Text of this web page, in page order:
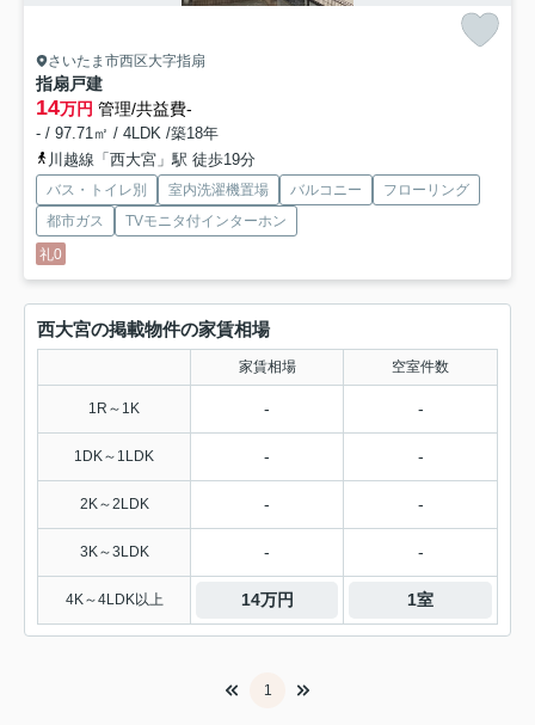
さいたま市西区大字指扇
指扇戸建
14万円 管理/共益費-
- / 97.71㎡ / 4LDK /築18年
川越線「西大宮」駅 徒歩19分
バス・トイレ別 室内洗濯機置場 バルコニー
フローリング
都市ガス
TVモニタ付インターホン
礼0
西大宮の掲載物件の家賃相場
家賃相場 空室件数
1R～1K - -
1DK～1LDK - -
2K～2LDK - -
3K～3LDK - -
4K～4LDK以上 14万円 1室
1